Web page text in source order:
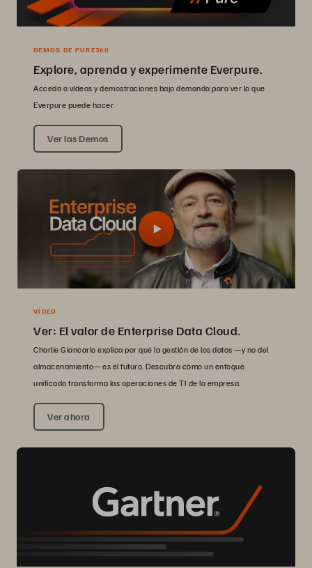
DEMOS DE PURE360
Explore, aprenda y experimente Everpure.
Acceda a vídeos y demostraciones bajo demanda para ver lo que
Everpure puede hacer.
Ver las Demos
VÍDEO
Ver: El valor de Enterprise Data Cloud.
Charlie Giancarlo explica por qué la gestión de los datos —y no del
almacenamiento— es el futuro. Descubra cómo un enfoque
unificado transforma las operaciones de TI de la empresa.
Ver ahora